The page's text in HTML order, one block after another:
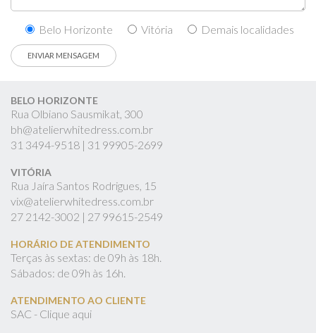
Belo Horizonte Vitória Demais localidades
BELO HORIZONTE
Rua Olbiano Sausmikat, 300
bh@atelierwhitedress.com.br
31 3494-9518 | 31 99905-2699
VITÓRIA
Rua Jaíra Santos Rodrigues, 15
vix@atelierwhitedress.com.br
27 2142-3002 | 27 99615-2549
HORÁRIO DE ATENDIMENTO
Terças às sextas: de 09h às 18h.
Sábados: de 09h às 16h.
ATENDIMENTO AO CLIENTE
SAC - Clique aqui